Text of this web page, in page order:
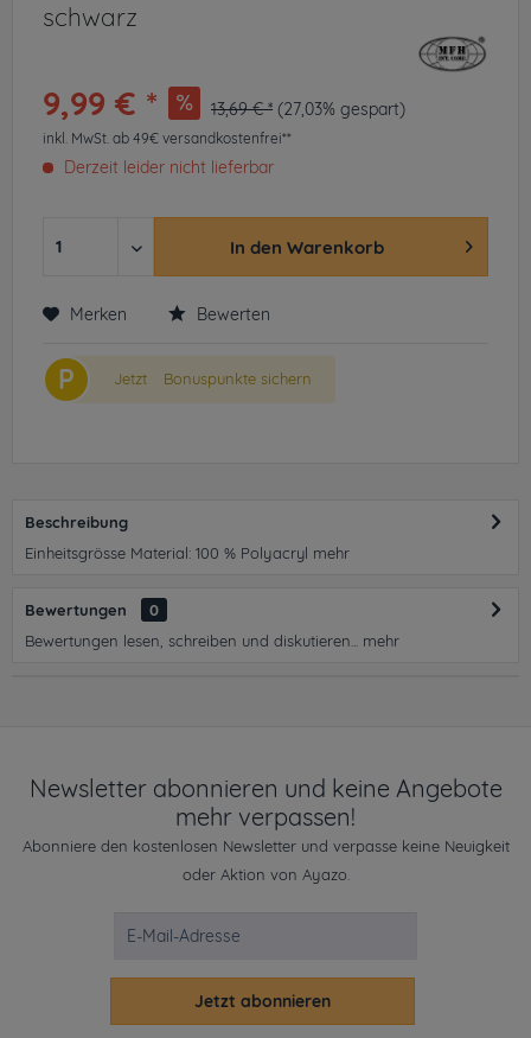
schwarz
9,99 € * 13,69 € * (27,03% gespart)
inkl. MwSt. ab 49€ versandkostenfrei**
Derzeit leider nicht lieferbar
In den Warenkorb
Merken Bewerten
P Jetzt Bonuspunkte sichern
Beschreibung
Einheitsgrösse Material: 100 % Polyacryl mehr
Bewertungen
0
Bewertungen lesen, schreiben und diskutieren...
mehr
Newsletter abonnieren und keine Angebote
mehr verpassen!
Abonniere den kostenlosen Newsletter und verpasse keine Neuigkeit
oder Aktion von Ayazo.
Jetzt abonnieren